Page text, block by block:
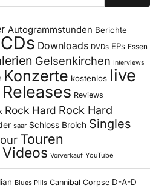
Autogrammstunden Berichte
CDs Downloads DVDs EPs Essen
Gelsenkirchen Interviews
Konzerte kostenlos live
Releases Reviews
Rock Hard Rock Hard
saar Schloss Broich Singles
Touren
Videos Vorverkauf YouTube
Blues Pills Cannibal Corpse D-A-D